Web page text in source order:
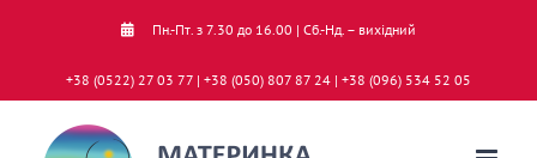
Пн.-Пт. з 7.30 до 16.00 | Сб.-Нд. – вихідний
+38 (0522) 27 03 77 | +38 (050) 807 87 24 | +38 (096) 534 52 05